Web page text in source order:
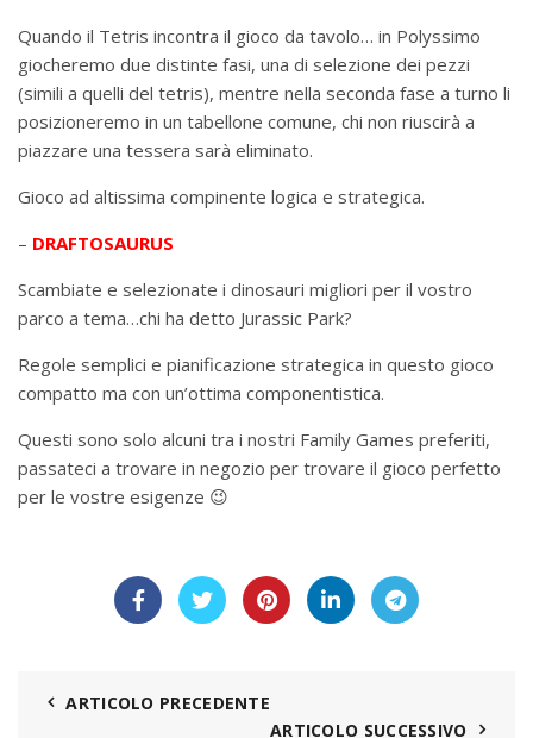
Quando il Tetris incontra il gioco da tavolo… in Polyssimo
giocheremo due distinte fasi, una di selezione dei pezzi
(simili a quelli del tetris), mentre nella seconda fase a turno li
posizioneremo in un tabellone comune, chi non riuscirà a
piazzare una tessera sarà eliminato.
Gioco ad altissima compinente logica e strategica.
– DRAFTOSAURUS
Scambiate e selezionate i dinosauri migliori per il vostro
parco a tema…chi ha detto Jurassic Park?
Regole semplici e pianificazione strategica in questo gioco
compatto ma con un’ottima componentistica.
Questi sono solo alcuni tra i nostri Family Games preferiti,
passateci a trovare in negozio per trovare il gioco perfetto
per le vostre esigenze 😉
ARTICOLO PRECEDENTE
ARTICOLO SUCCESSIVO